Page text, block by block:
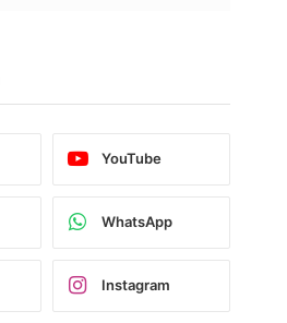
YouTube
WhatsApp
Instagram